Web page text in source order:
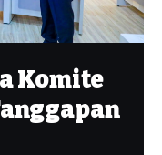
Komite